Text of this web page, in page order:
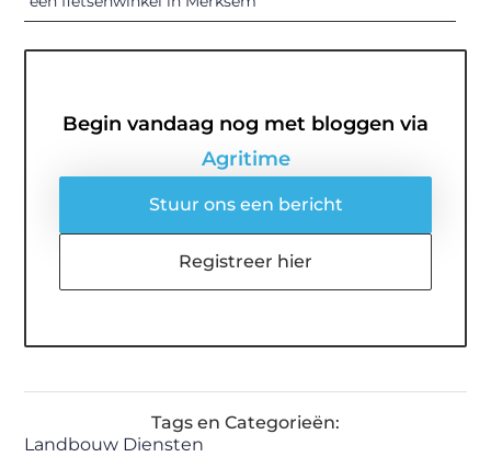
Begin vandaag nog met bloggen via
Agritime
Stuur ons een bericht
Registreer hier
Tags en Categorieën:
Landbouw Diensten